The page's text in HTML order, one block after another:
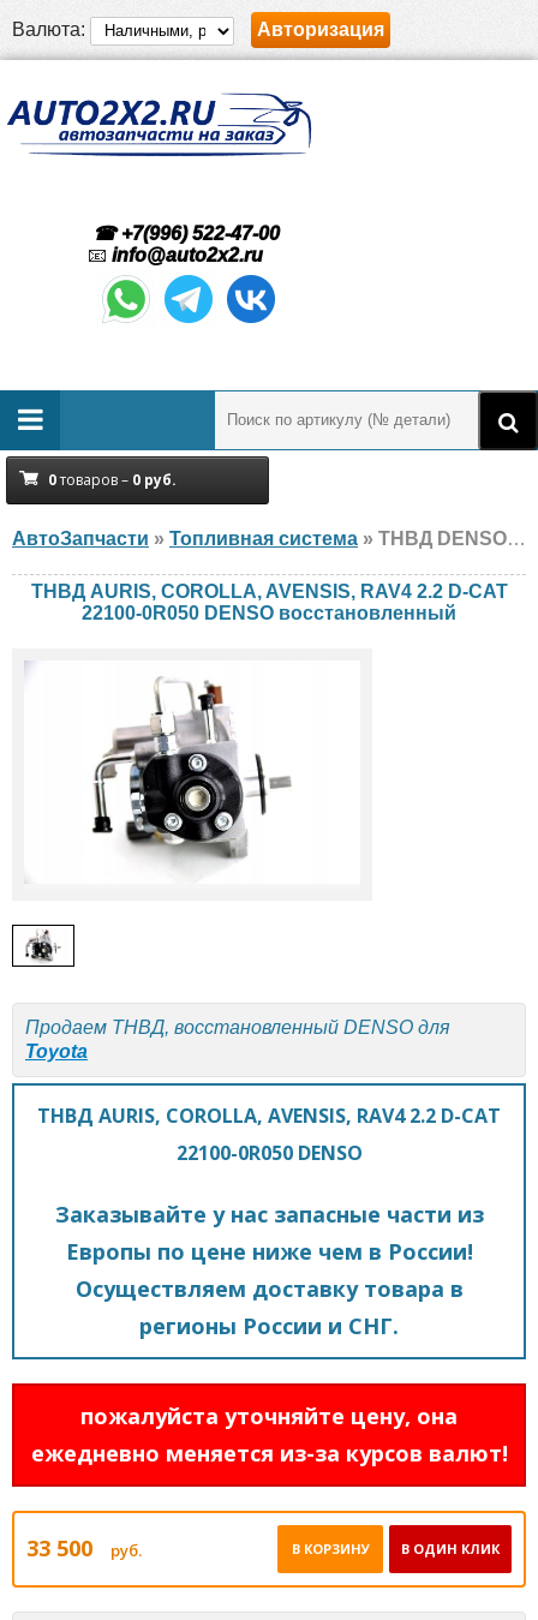
Валюта: Авторизация
☎ +7(996) 522-47-00
📧 info@auto2x2.ru
0товаров – 0 руб.
АвтоЗапчасти » Топливная система » ТНВД DENSO AURIS, COROLLA, AVENSIS, RAV4 2.2 D-CAT 22100-0R050 Toyota, восстановленный
ТНВД AURIS, COROLLA, AVENSIS, RAV4 2.2 D-CAT
22100-0R050 DENSO восстановленный
Продаем ТНВД, восстановленный DENSO для
Toyota
ТНВД AURIS, COROLLA, AVENSIS, RAV4 2.2 D-CAT
22100-0R050 DENSO
Заказывайте у нас запасные части из
Европы по цене ниже чем в России!
Осуществляем доставку товара в
регионы России и СНГ.
пожалуйста уточняйте цену, она
ежедневно меняется из-за курсов валют!
33 500 руб. В ОДИН КЛИК
В КОРЗИНУ